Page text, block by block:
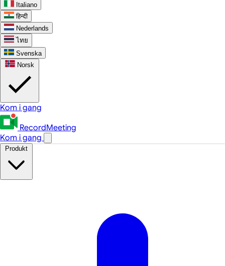
Italiano
हिन्दी
Nederlands
ไทย
Svenska
Norsk
Kom i gang
RecordMeeting
Kom i gang